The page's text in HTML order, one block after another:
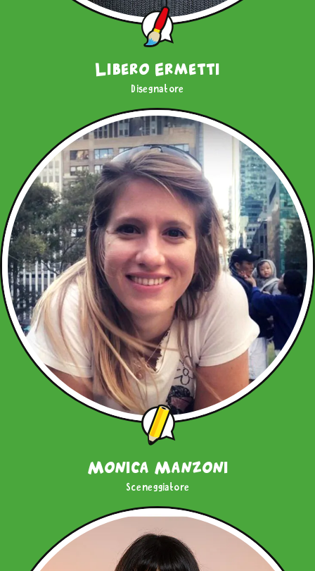
Libero Ermetti
Disegnatore
Monica Manzoni
Sceneggiatore